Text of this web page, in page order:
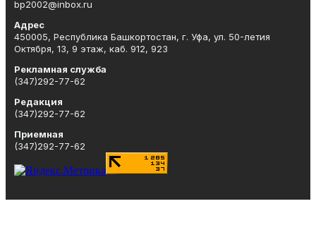
bp2002@inbox.ru
Адрес
450005, Республика Башкортостан, г. Уфа, ул. 50-летия
Октября, 13, 9 этаж, каб. 912, 923
Рекламная служба
(347)292-77-62
Редакция
(347)292-77-62
Приемная
(347)292-77-62